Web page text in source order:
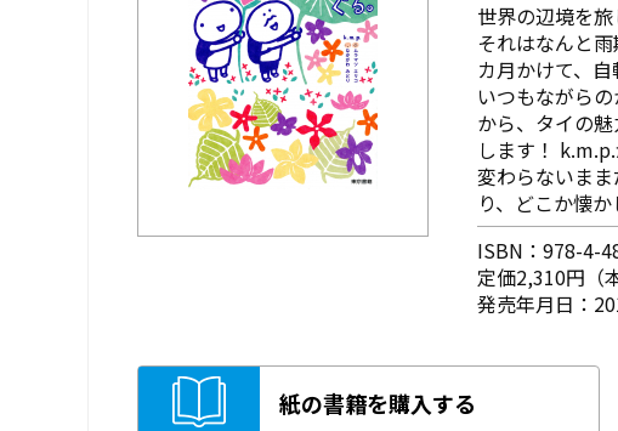
世界の辺境を
それはなんと
カ月かけて、
いつもながら
から、タイの
します！
変わらないま
り、どこか懐
ISBN：978-4-
定価2,310円（
発売年月日：
紙の書籍を購入する